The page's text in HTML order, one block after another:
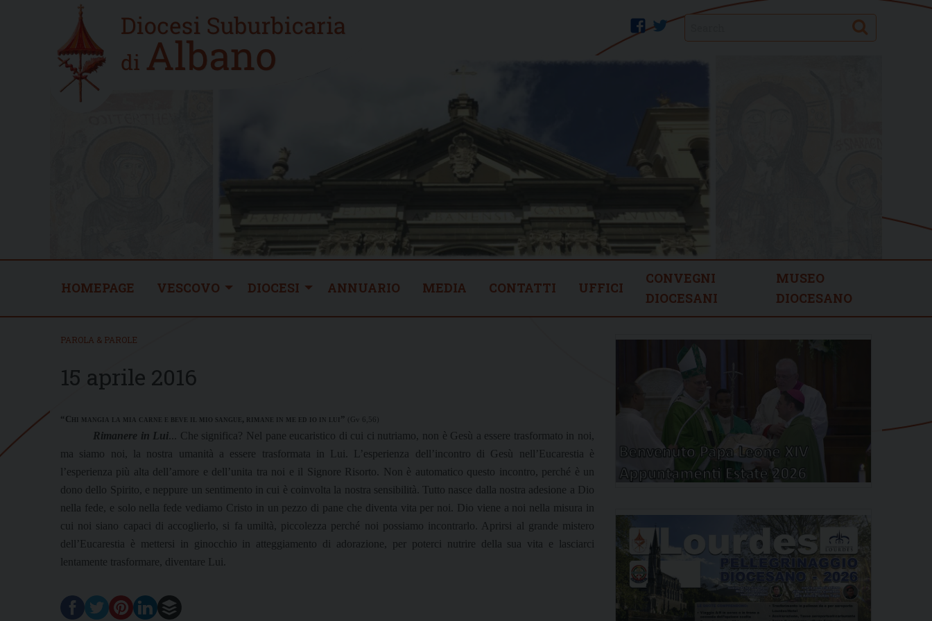
Home
new
twitter
facebook Search
HOMEPAGE VESCOVO DIOCESI ANNUARIO MEDIA CONTATTI UFFICI
CONVEGNI
DIOCESANI
MUSEO
DIOCESANO
PAROLA & PAROLE
15 aprile 2016
“Chi mangia la mia carne e beve il mio sangue, rimane in me ed io in lui” (Gv 6,56)
Rimanere in Lui ... Che significa? Nel pane eucaristico di cui ci nutriamo, non è Gesù a essere trasformato in noi,
ma siamo noi, la nostra umanità a essere trasformata in Lui. L’esperienza dell’incontro di Gesù nell’Eucarestia è
l’esperienza più alta dell’amore e dell’unita tra noi e il Signore Risorto. Non è automatico questo incontro, perché è un
dono dello Spirito, e neppure un sentimento in cui è coinvolta la nostra sensibilità. Tutto nasce dalla nostra adesione a Dio
nella fede, e solo nella fede vediamo Cristo in un pezzo di pane che diventa vita per noi. Dio viene a noi nella misura in
cui noi siano capaci di accoglierlo, si fa umiltà, piccolezza perché noi possiamo incontrarlo. Aprirsi al grande mistero
dell’Eucarestia è mettersi in ginocchio in atteggiamento di adorazione, per poterci nutrire della sua vita e lasciarci
lentamente trasformare, diventare Lui.